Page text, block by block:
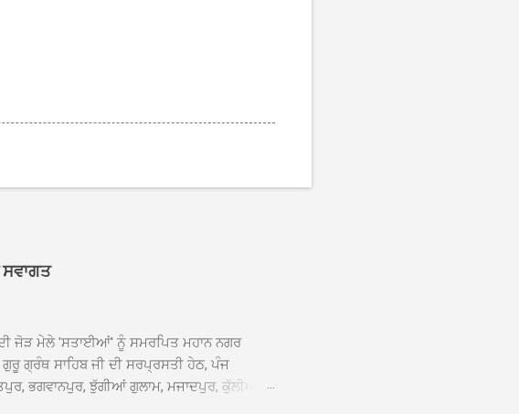
ਸਵਾਗਤ
ਜੋੜ ਮੇਲੇ 'ਸਤਾਈਆਂ' ਨੂੰ ਸਮਰਪਿਤ ਮਹਾਨ ਨਗਰ
ਗ੍ਰੰਥ ਸਾਹਿਬ ਜੀ ਦੀ ਸਰਪ੍ਰਸਤੀ ਹੇਠ, ਪੰਜ
ਭਗਵਾਨਪੁਰ, ਝੁੱਗੀਆਂ ਗੁਲਾਮ, ਮਜਾਦਪੁਰ, ਕੁੱਲੀਆਂ,